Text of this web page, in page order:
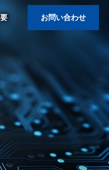
お問い合わせ